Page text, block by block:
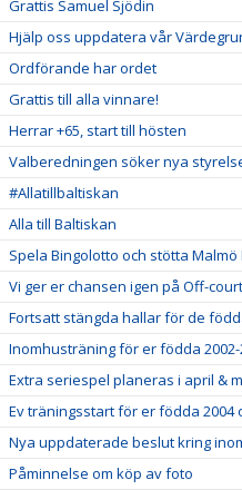
Grattis Samuel Sjödin
Hjälp oss uppdatera vår
Ordförande har ordet
Grattis till alla vinnare!
Herrar +65, start till hösten
Valberedningen söker nya
#Allatillbaltiskan
Alla till Baltiskan
Spela Bingolotto och stötta Malmö
Vi ger er chansen igen på Off-
Fortsatt stängda hallar för de
Inomhusträning för er födda
Extra seriespel planeras i april &
Ev träningsstart för er födda 2004
Nya uppdaterade beslut kring
Påminnelse om köp av foto